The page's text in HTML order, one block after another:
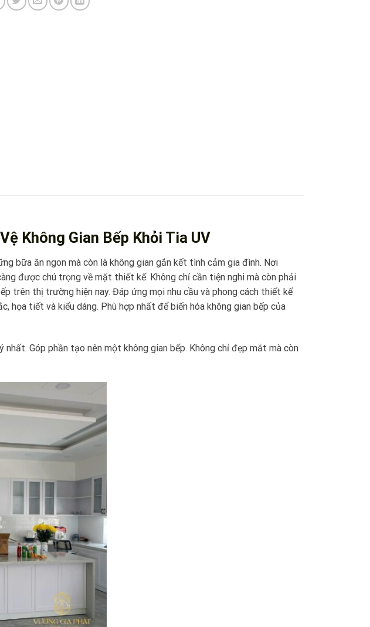
Không Gian Bếp Khỏi Tia UV
bữa ăn ngon mà còn là không gian gắn kết tình cảm gia đình. Nơi
được chú trọng về mặt thiết kế. Không chỉ cần tiện nghi mà còn phải
trên thị trường hiện nay. Đáp ứng mọi nhu cầu và phong cách thiết kế
họa tiết và kiểu dáng. Phù hợp nhất để biến hóa không gian bếp của
Góp phần tạo nên một không gian bếp. Không chỉ đẹp mắt mà còn